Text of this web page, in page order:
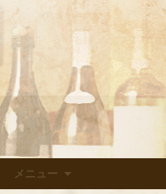
武蔵小杉の美味
「イルヴェント
武蔵小杉の美味し
ヴェント」のブログ
メニュー